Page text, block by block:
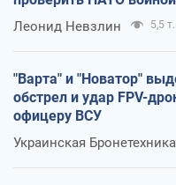
Леонид Невзлин 5,5 т.
"Варта" и "Новатор"
обстрел и удар FPV-
офицеру ВСУ
Украинская Бронетехника